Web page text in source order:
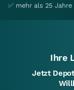
✅ mehr als 25
Ihre
Jetzt